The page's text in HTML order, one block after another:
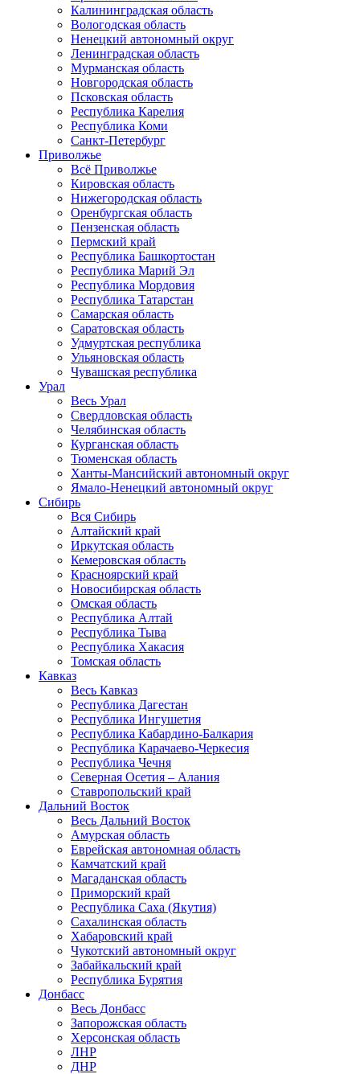
Калининградская область
Вологодская область
Ненецкий автономный округ
Ленинградская область
Мурманская область
Новгородская область
Псковская область
Республика Карелия
Республика Коми
Санкт-Петербург
Приволжье
Всё Приволжье
Кировская область
Нижегородская область
Оренбургская область
Пензенская область
Пермский край
Республика Башкортостан
Республика Марий Эл
Республика Мордовия
Республика Татарстан
Самарская область
Саратовская область
Удмуртская республика
Ульяновская область
Чувашская республика
Урал
Весь Урал
Свердловская область
Челябинская область
Курганская область
Тюменская область
Ханты-Мансийский автономный округ
Ямало-Ненецкий автономный округ
Сибирь
Вся Сибирь
Алтайский край
Иркутская область
Кемеровская область
Красноярский край
Новосибирская область
Омская область
Республика Алтай
Республика Тыва
Республика Хакасия
Томская область
Кавказ
Весь Кавказ
Республика Дагестан
Республика Ингушетия
Республика Кабардино-Балкария
Республика Карачаево-Черкесия
Республика Чечня
Северная Осетия – Алания
Ставропольский край
Дальний Восток
Весь Дальний Восток
Амурская область
Еврейская автономная область
Камчатский край
Магаданская область
Приморский край
Республика Саха (Якутия)
Сахалинская область
Хабаровский край
Чукотский автономный округ
Забайкальский край
Республика Бурятия
Донбасс
Весь Донбасс
Запорожская область
Херсонская область
ЛНР
ДНР